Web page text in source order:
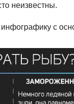
неизвестны.
инфографику с